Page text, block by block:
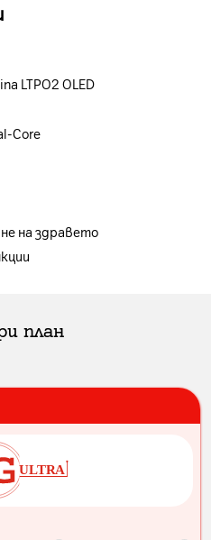
LTPO2 OLED
Core
на здравето
план